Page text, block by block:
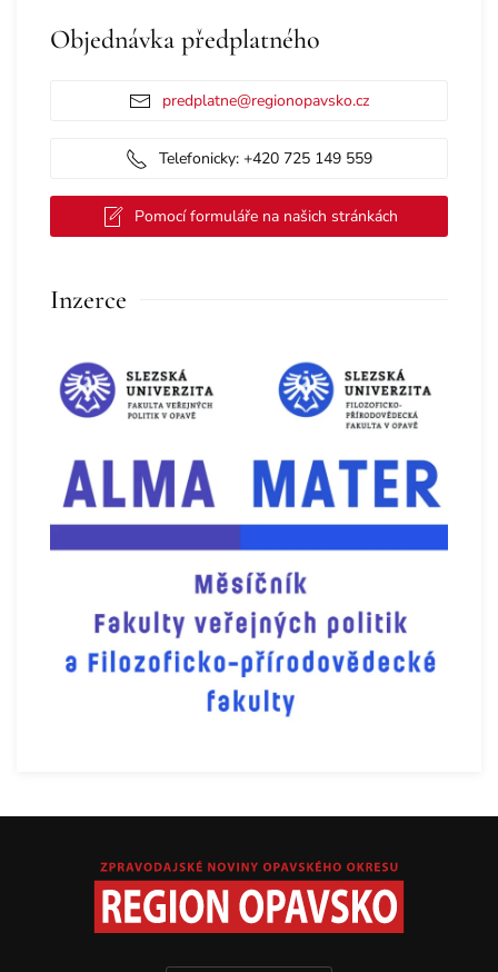
Objednávka předplatného
predplatne@regionopavsko.cz
Telefonicky: +420 725 149 559
Pomocí formuláře na našich stránkách
Inzerce